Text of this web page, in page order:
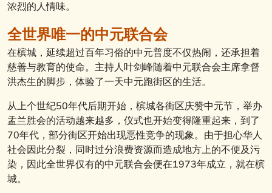
浓烈的人情味。
全世界唯一的中元联合会
在槟城，延续超过百年习俗的中元普度不仅热闹，还承担着
慈善与教育的使命。主持人叶剑峰随着中元联合会主席拿督
洪杰生的脚步，体验了一天中元跑街区的生活。
从上个世纪50年代后期开始，槟城各街区庆赞中元节，举办
盂兰胜会的活动越来越多，仪式也开始变得隆重起来，到了
70年代，部分街区开始出现恶性竞争的现象。由于担心华人
社会因此分裂，同时过分浪费资源而造成地方上的不便及污
染，因此全世界仅有的中元联合会便在1973年成立，就在槟
城。